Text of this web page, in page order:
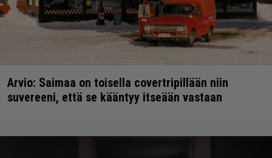
Arvio: Saimaa on toisella covertripillään niin
suvereeni, että se kääntyy itseään vastaan